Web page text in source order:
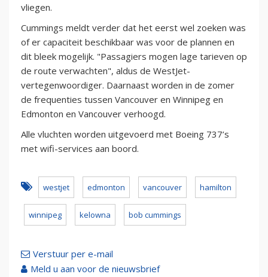
vliegen.
Cummings meldt verder dat het eerst wel zoeken was
of er capaciteit beschikbaar was voor de plannen en
dit bleek mogelijk. "Passagiers mogen lage tarieven op
de route verwachten", aldus de WestJet-
vertegenwoordiger. Daarnaast worden in de zomer
de frequenties tussen Vancouver en Winnipeg en
Edmonton en Vancouver verhoogd.
Alle vluchten worden uitgevoerd met Boeing 737’s
met wifi-services aan boord.
westjet edmonton vancouver hamilton
winnipeg kelowna bob cummings
Verstuur per e-mail
Meld u aan voor de nieuwsbrief